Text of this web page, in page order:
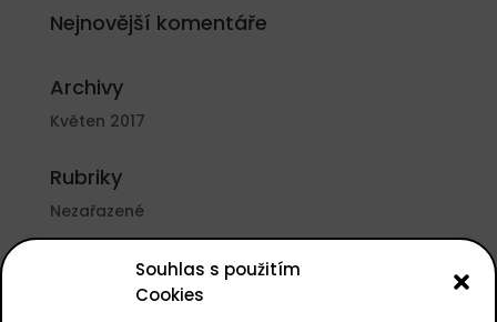
Souhlas s použitím
Cookies
Nejnovější komentáře
Archivy
Květen 2017
Rubriky
Nezařazené
Základní informace